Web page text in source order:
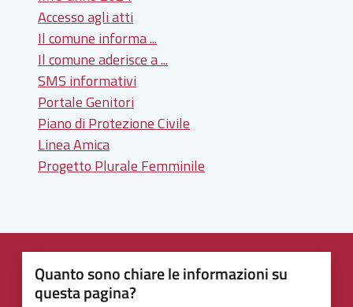
Accesso agli atti
Il comune informa ...
Il comune aderisce a ...
SMS informativi
Portale Genitori
Piano di Protezione Civile
Linea Amica
Progetto Plurale Femminile
Quanto sono chiare le informazioni su
questa pagina?